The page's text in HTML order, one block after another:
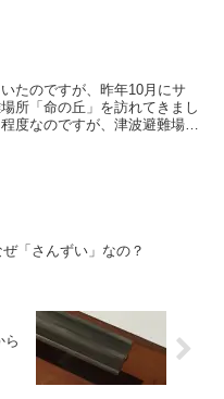
たのですが、昨年10月にサ
所「命の丘」を訪れてきまし
度なのですが、津波避難場所
ぜ「さんずい」なの？
ら